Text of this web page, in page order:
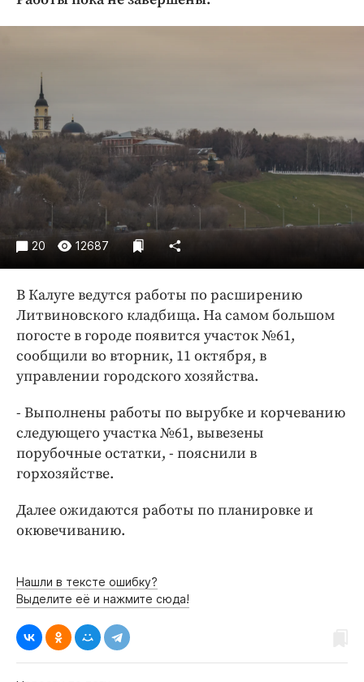
Погода
Праздники
Происшествия
Спорт
Экономика и бизнес
Блоги
Издания
Медиаперсона
Интересное чтиво
Бренд года
Работодатель года
20 12687
В Калуге ведутся работы по расширению
Литвиновского кладбища. На самом большом
погосте в городе появится участок №61,
сообщили во вторник, 11 октября, в
управлении городского хозяйства.
- Выполнены работы по вырубке и корчеванию
следующего участка №61, вывезены
порубочные остатки, - пояснили в
горхозяйстве.
Далее ожидаются работы по планировке и
окювечиванию.
Нашли в тексте ошибку?
Выделите её и нажмите сюда!